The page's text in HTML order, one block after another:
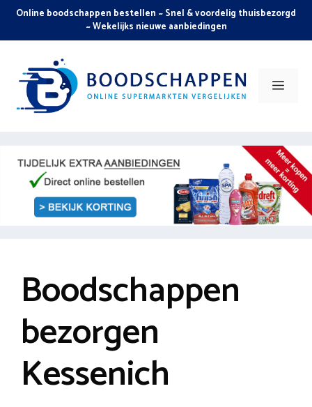
Skip
content
Online boodschappen bestellen ~ Snel & voordelig thuisbezorgd
~ Wekelijks nieuwe aanbiedingen
Menu
Boodschappen
bezorgen
Kessenich